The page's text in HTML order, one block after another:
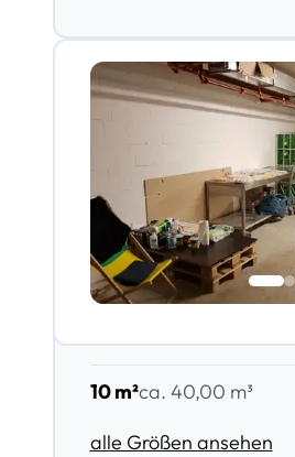
10 m²ca. 40,00 m³
alle Größen ansehen